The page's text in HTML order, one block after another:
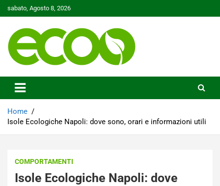
to
sabato, Agosto 8, 2026
Ecoo.it
Home
Isole Ecologiche Napoli: dove sono, orari e informazioni utili
COMPORTAMENTI
Isole Ecologiche Napoli: dove